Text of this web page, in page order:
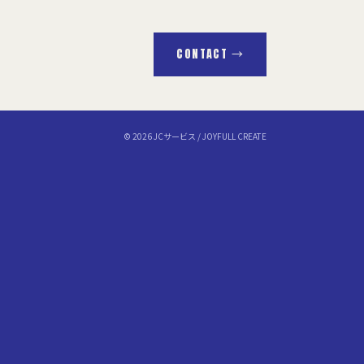
CONTACT →
© 2026 JCサービス / JOYFULL CREATE